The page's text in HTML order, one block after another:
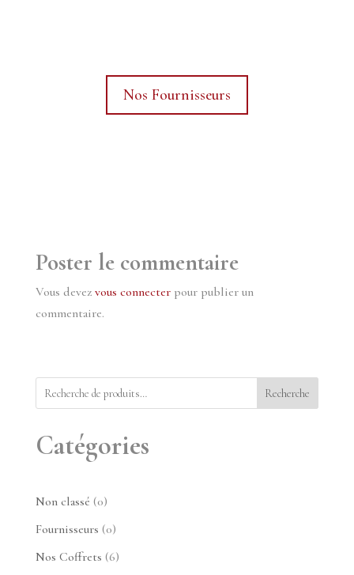
Nos Fournisseurs
Poster le commentaire
Vous devez vous connecterpour publier un
commentaire.
Recherche
Catégories
Non classé 00
produit
Fournisseurs 00
produit
Nos Coffrets 66